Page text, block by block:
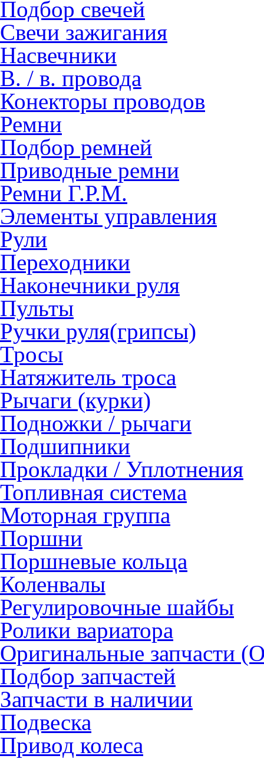
Подбор свечей
Свечи зажигания
Насвечники
В. / в. провода
Конекторы проводов
Ремни
Подбор ремней
Приводные ремни
Ремни Г.Р.М.
Элементы управления
Рули
Переходники
Наконечники руля
Пульты
Ручки руля(грипсы)
Тросы
Натяжитель троса
Рычаги (курки)
Подножки / рычаги
Подшипники
Прокладки / Уплотнения
Топливная система
Моторная группа
Поршни
Поршневые кольца
Коленвалы
Регулировочные шайбы
Ролики вариатора
Оригинальные запчасти
Подбор запчастей
Запчасти в наличии
Подвеска
Привод колеса